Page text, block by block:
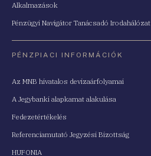
Alkalmazások
Pénzügyi Navigátor Tanácsadó Irodahálózat
PÉNZPIACI INFORMÁCIÓK
Az MNB hivatalos devizaárfolyamai
A Jegybanki alapkamat alakulása
Fedezetértékelés
Referenciamutató Jegyzési Bizottság
HUFONIA